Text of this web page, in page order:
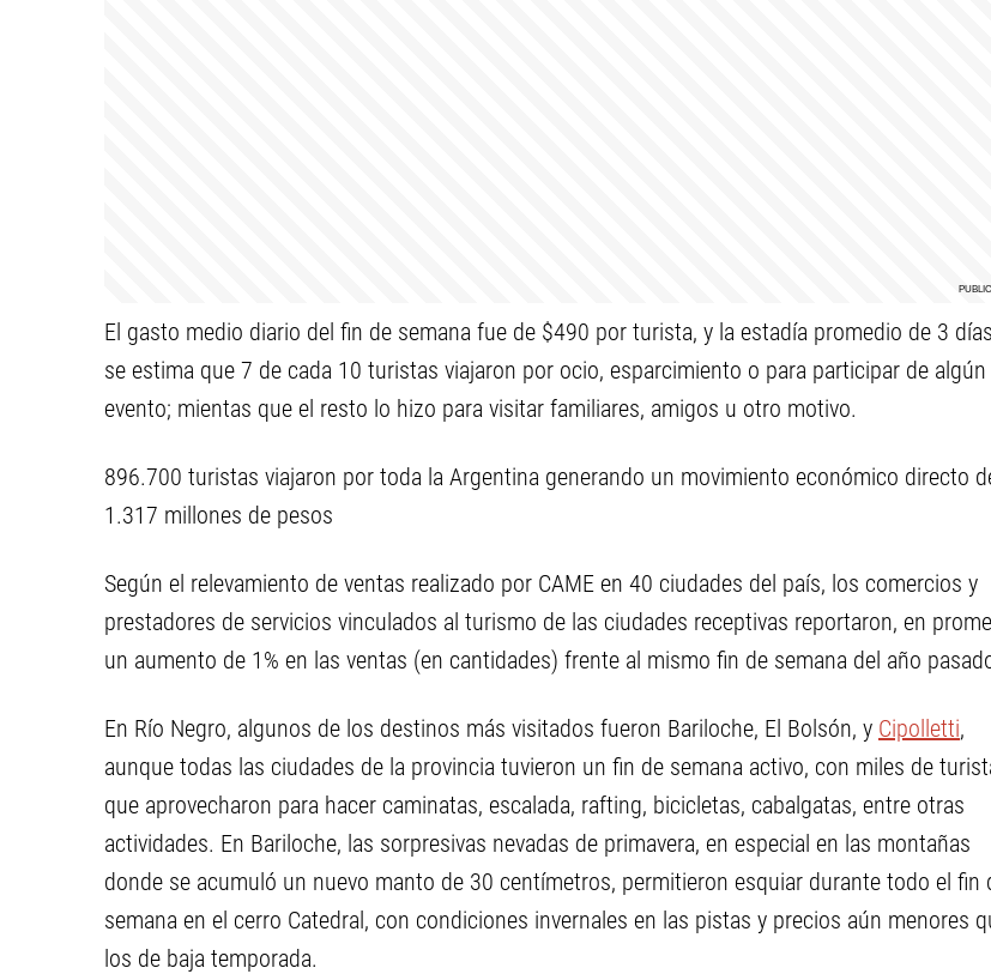
El gasto medio diario del fin de semana fue de $490 por turista, y la estadía promedio de 3
se estima que 7 de cada 10 turistas viajaron por ocio, esparcimiento o para participar de algún
evento; mientas que el resto lo hizo para visitar familiares, amigos u otro motivo.
896.700 turistas viajaron por toda la Argentina generando un movimiento económico directo
1.317 millones de pesos
Según el relevamiento de ventas realizado por CAME en 40 ciudades del país, los comercios y
prestadores de servicios vinculados al turismo de las ciudades receptivas reportaron, en
un aumento de 1% en las ventas (en cantidades) frente al mismo fin de semana del año
En Río Negro, algunos de los destinos más visitados fueron Bariloche, El Bolsón, y Cipolletti,
aunque todas las ciudades de la provincia tuvieron un fin de semana activo, con miles de
que aprovecharon para hacer caminatas, escalada, rafting, bicicletas, cabalgatas, entre otras
actividades. En Bariloche, las sorpresivas nevadas de primavera, en especial en las montañas
donde se acumuló un nuevo manto de 30 centímetros, permitieron esquiar durante todo el fin
semana en el cerro Catedral, con condiciones invernales en las pistas y precios aún menores
los de baja temporada.